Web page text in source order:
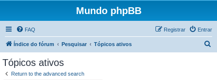
Mundo phpBB
FAQ Entrar
Registrar
Índice do fórum Pesquisar Tópicos ativos
Tópicos ativos
Return to the advanced search